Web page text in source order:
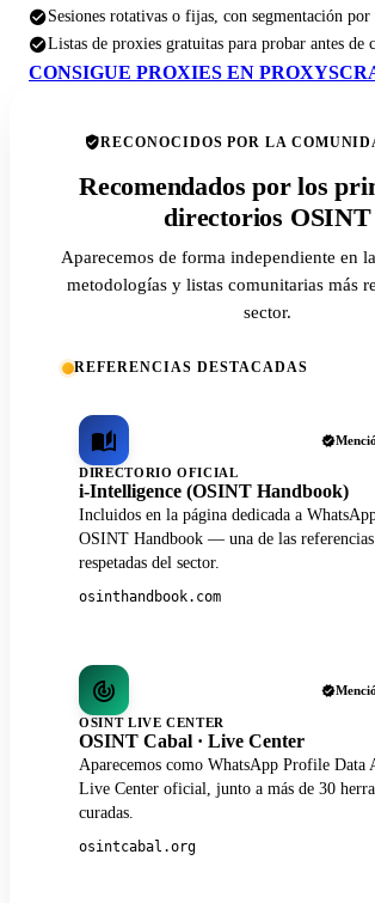
Sesiones rotativas o fijas, con segmentación por
Listas de proxies gratuitas para probar antes de
CONSIGUE PROXIES EN
RECONOCIDOS POR LA
Recomendados por los
directorios OSINT
Aparecemos de forma independiente en
metodologías y listas comunitarias más
sector.
REFERENCIAS DESTACADAS
DIRECTORIO OFICIAL
i-Intelligence (OSINT Handbook)
Incluidos en la página dedicada a
OSINT Handbook — una de las referencias
respetadas del sector.
osinthandbook.com
OSINT LIVE CENTER
OSINT Cabal · Live Center
Aparecemos como WhatsApp Profile Data
Live Center oficial, junto a más de 30
curadas.
osintcabal.org